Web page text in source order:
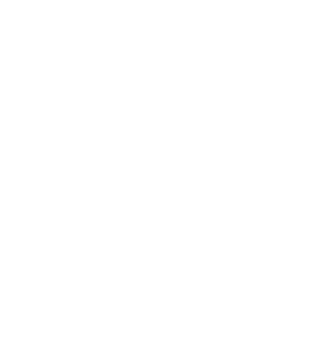
Olahraga Yang